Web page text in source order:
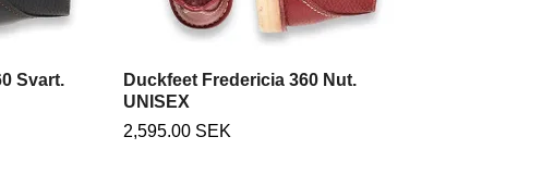
Svart.
Duckfeet Fredericia 360 Nut.
UNISEX
2,595.00 SEK